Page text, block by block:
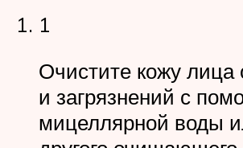
1
Очистите кожу лица
и загрязнений с
мицеллярной воды